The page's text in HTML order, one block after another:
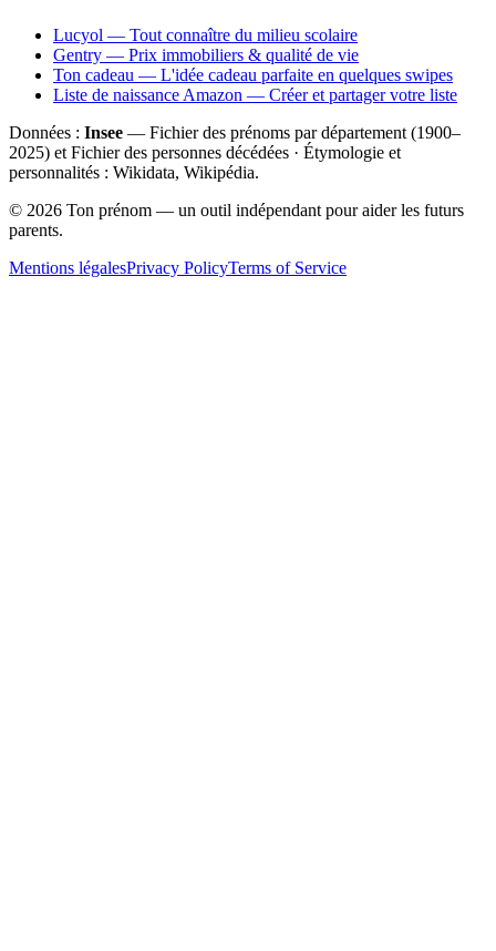
Lucyol — Tout connaître du milieu scolaire
Gentry — Prix immobiliers & qualité de vie
Ton cadeau — L'idée cadeau parfaite en quelques swipes
Liste de naissance Amazon — Créer et partager votre liste
Données : Insee — Fichier des prénoms par département (1900–
2025) et Fichier des personnes décédées · Étymologie et
personnalités : Wikidata, Wikipédia.
© 2026 Ton prénom — un outil indépendant pour aider les futurs
parents.
Mentions légalesPrivacy PolicyTerms of Service